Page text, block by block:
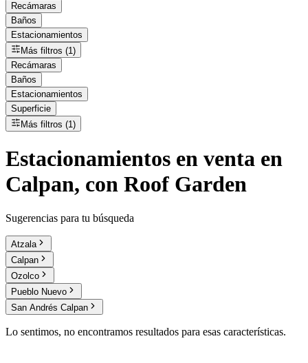
Recámaras
Baños
Estacionamientos
Más filtros (1)
Recámaras
Baños
Estacionamientos
Superficie
Más filtros (1)
Estacionamientos en venta en
Calpan, con Roof Garden
Sugerencias para tu búsqueda
Atzala
Calpan
Ozolco
Pueblo Nuevo
San Andrés Calpan
Lo sentimos, no encontramos resultados para esas características.